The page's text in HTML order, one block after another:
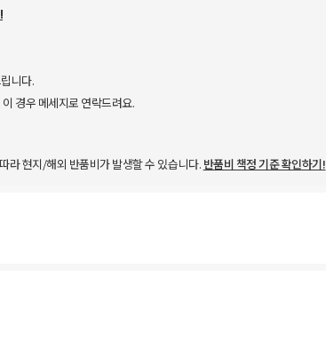
니다.
경우 메세지로 연락드려요.
라 현지/해외 반품비가 발생할 수 있습니다. 반품비 책정 기준 확인하기!